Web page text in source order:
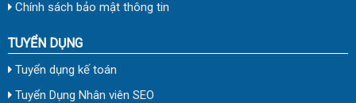
Chính sách bảo mật thông tin
TUYỂN DỤNG
Tuyển dụng kế toán
Tuyển Dụng Nhân viên SEO